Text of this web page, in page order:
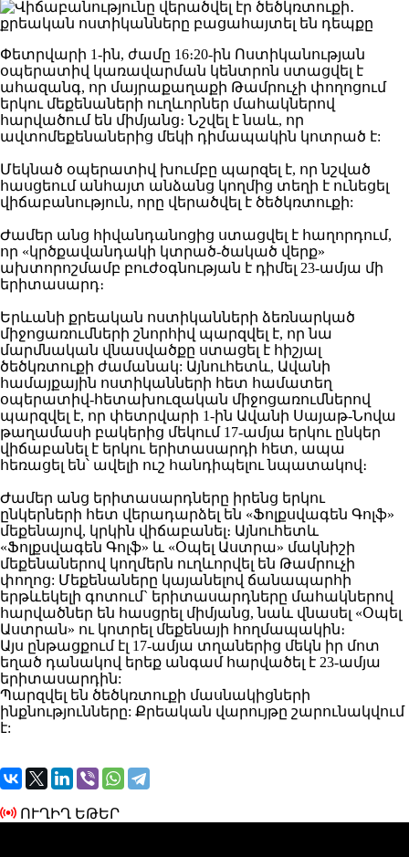
Փետրվարի 1-ին, ժամը 16։20-ին Ոստիկանության
օպերատիվ կառավարման կենտրոն ստացվել է
ահազանգ, որ մայրաքաղաքի Թամրուչի փողոցում
երկու մեքենաների ուղևորներ մահակներով
հարվածում են միմյանց։ Նշվել է նաև, որ
ավտոմեքենաներից մեկի դիմապակին կոտրած է:
Մեկնած օպերատիվ խումբը պարզել է, որ նշված
հասցեում անհայտ անձանց կողմից տեղի է ունեցել
վիճաբանություն, որը վերածվել է ծեծկռտուքի:
Ժամեր անց հիվանդանոցից ստացվել է հաղորդում,
որ «կրծքավանդակի կտրած-ծակած վերք»
ախտորոշմամբ բուժօգնության է դիմել 23-ամյա մի
երիտասարդ։
Երևանի քրեական ոստիկանների ձեռնարկած
միջոցառումների շնորհիվ պարզվել է, որ նա
մարմնական վնասվածքը ստացել է հիշյալ
ծեծկռտուքի ժամանակ: Այնուհետև, Ավանի
համայքային ոստիկանների հետ համատեղ
օպերատիվ-հետախուզական միջոցառումներով
պարզվել է, որ փետրվարի 1-ին Ավանի Սայաթ-Նովա
թաղամասի բակերից մեկում 17-ամյա երկու ընկեր
վիճաբանել է երկու երիտասարդի հետ, ապա
հեռացել են՝ ավելի ուշ հանդիպելու նպատակով։
Ժամեր անց երիտասարդները իրենց երկու
ընկերների հետ վերադարձել են «Ֆոլքսվագեն Գոլֆ»
մեքենայով, կրկին վիճաբանել։ Այնուհետև
«Ֆոլքսվագեն Գոլֆ» և «Օպել Աստրա» մակնիշի
մեքենաներով կողմերն ուղևորվել են Թամրուչի
փողոց: Մեքենաները կայանելով ճանապարհի
երթևեկելի գոտում` երիտասարդները մահակներով
հարվածներ են հասցրել միմյանց, նաև վնասել «Օպել
Աստրան» ու կոտրել մեքենայի հողմապակին։
Այս ընթացքում էլ 17-ամյա տղաներից մեկն իր մոտ
եղած դանակով երեք անգամ հարվածել է 23-ամյա
երիտասարդին:
Պարզվել են ծեծկռտուքի մասնակիցների
ինքնությունները: Քրեական վարույթը շարունակվում
է:
ՈՒՂԻՂ ԵԹԵՐ